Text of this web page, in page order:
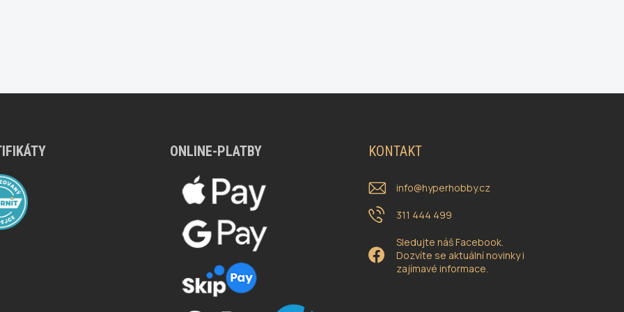
ONLINE-PLATBY KONTAKT
info@hyperhobby.cz
311 444 499
Sledujte náš Facebook.
Dozvíte se aktuální novinky i
zajímavé informace.